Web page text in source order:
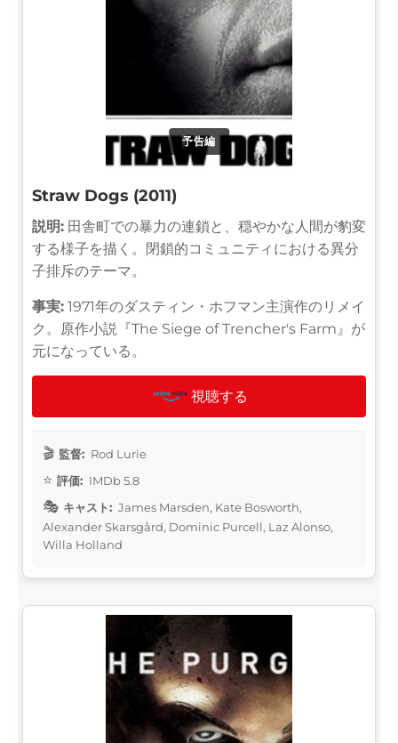
予告編
Straw Dogs (2011)
説明: 田舎町での暴力の連鎖と、穏やかな人間が豹変
する様子を描く。閉鎖的コミュニティにおける異分
子排斥のテーマ。
事実: 1971年のダスティン・ホフマン主演作のリメイ
ク。原作小説『The Siege of Trencher's Farm』が
元になっている。
視聴する
監督: Rod Lurie
評価: IMDb 5.8
キャスト: James Marsden, Kate Bosworth,
Alexander Skarsgård, Dominic Purcell, Laz Alonso,
Willa Holland